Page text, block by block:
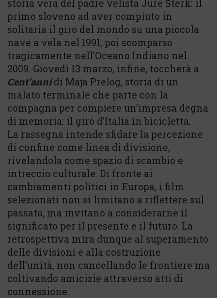
storia vera del padre velista Jure Šterk: il
primo sloveno ad aver compiuto in
solitaria il giro del mondo su una piccola
nave a vela nel 1991, poi scomparso
tragicamente nell’Oceano Indiano nel
2009. Giovedì 13 marzo, infine, toccherà a
Cent’anni di Maja Prelog, storia di un
malato terminale che parte con la
compagna per compiere un’impresa degna
di memoria: il giro d’Italia in bicicletta.
La rassegna intende sfidare la percezione
di confine come linea di divisione,
rivelandola come spazio di scambio e
intreccio culturale. Di fronte ai
cambiamenti politici in Europa, i film
selezionati non si limitano a riflettere sul
passato, ma invitano a considerarne il
significato per il presente e il futuro. La
retrospettiva mira dunque al superamento
delle divisioni e alla costruzione
dell’unità, non cancellando le frontiere ma
coltivando amicizie attraverso atti di
connessione.